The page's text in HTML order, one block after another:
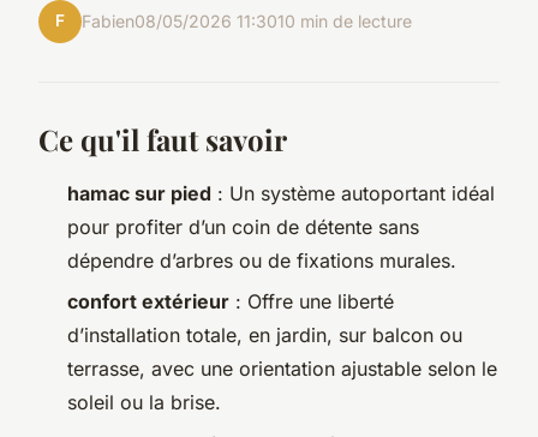
F Fabien08/05/2026 11:3010 min de lecture
Ce qu'il faut savoir
hamac sur pied : Un système autoportant idéal
pour profiter d’un coin de détente sans
dépendre d’arbres ou de fixations murales.
confort extérieur : Offre une liberté
d’installation totale, en jardin, sur balcon ou
terrasse, avec une orientation ajustable selon le
soleil ou la brise.